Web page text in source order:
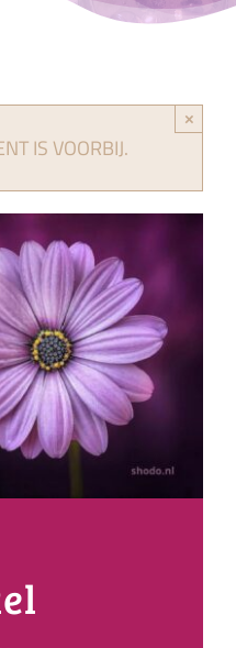
IS VOORBIJ.
×